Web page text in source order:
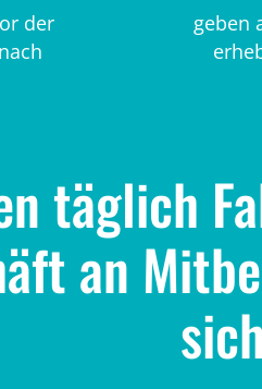
der
geben
täglich
an